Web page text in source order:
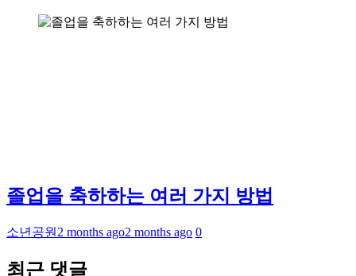
졸업을 축하하는 여러 가지 방법
소년공원 2 months ago2 months ago 0
최근 댓글